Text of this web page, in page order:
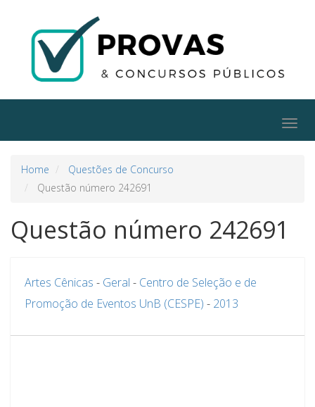
Home
Questões de Concurso
Questão número 242691
Questão número 242691
Artes Cênicas - Geral - Centro de Seleção e de
Promoção de Eventos UnB (CESPE) - 2013